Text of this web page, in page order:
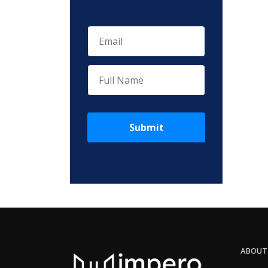
Submit
ABOUT